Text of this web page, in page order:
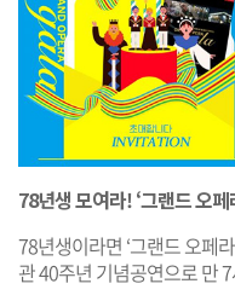
78년생 모여라! ‘그랜드 오
78년생이라면 ‘그랜드 오페
관 40주년 기념공연으로 만